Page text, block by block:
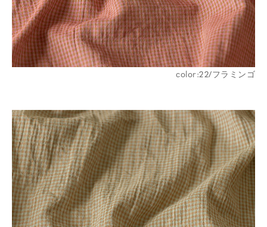
color:22/フラミンゴ